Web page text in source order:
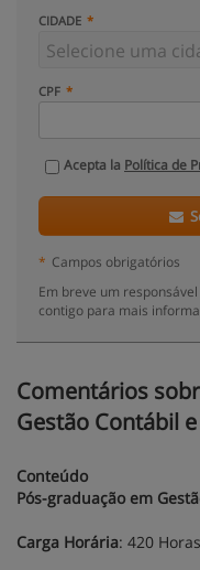
CIDADE
CPF
Acepta la Política de
* Campos obrigatórios
Em breve um
contigo para mais
Comentários
Gestão Contábil
Conteúdo
Pós-graduação em
Carga Horária: 420 Horas